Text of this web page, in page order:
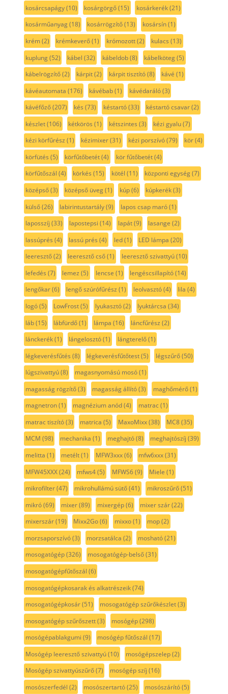
kosárcsapágy(10) kosárgörgő(15) kosárkerék(21)
kosárműanyag(18) kosárrögzítő(13) kosársín(1)
krém(2) krémkeverő(1) krómozott(2) kulacs (13)
kuplung(52) kábel (32) kábeldob(8) kábelköteg(5)
kábelrögzítő(2) kárpit(2) kárpit tisztító(8) kávé (1)
kávéautomata (176) kávébab(1) kávédaráló(3)
kávéfőző(207) kés (73) késtartó(33) késtartó csavar(2)
készlet(106) kétkörös (1) kétszintes (3) kézi gyalu(7)
kézi körfűrész (1) kézimixer(31) kézi porszívó(79) kör(4)
körfütés (5) körfűtőbetét(4) kör fűtőbetét(4)
körfűtőszál (4) körkés (15) kötél (11) központi egység(7)
középső(3) középső üveg(1) kúp(6) kúpkerék(3)
külső(26) labirintustartály(9) lapos csap maró(1)
laposszíj (33) lapostepsi (14) lapát(9) lasange (2)
lassúprés (4) lassú prés (4) led(1) LED lámpa (20)
leeresztő(2) leeresztő cső(1) leeresztő szivattyú(10)
lefedés (7) lemez (5) lencse (1) lengéscsillapító(14)
lengőkar(6) lengő szúrófűrész (1) leolvasztó(4) lila (4)
logó(5) LowFrost(5) lyukasztó(2) lyuktárcsa (34)
láb(15) lábfürdő(1) lámpa (16) láncfűrész (2)
lánckerék(1) lángelosztó(1) lángterelő(1)
légkeverésfűtés (8) légkeverésfűtőtest(5) légszűrő(50)
lúgszivattyú(8) magasnyomású mosó(1)
magasság rögzítő(3) magasság állító(3) maghőmérő(1)
magnetron(1) magnézium anód(4) matrac(1)
matrac tiszító(3) matrica (5) MaxoMixx(38) MC8(35)
MCM (98) mechanika (1) meghajtó(8) meghajtószíj (39)
melitta (1) metélt(1) MFW3xxx(6) mfw6xxx(31)
MFW45XXX(24) mfws4(5) MFWS6(9) Miele (1)
mikrofilter(47) mikrohullámú sütő(41) mikroszűrő(51)
mikró(69) mixer(89) mixergép(6) mixer szár(22)
mixerszár(19) Mixx2Go(6) mixxo(1) mop(2)
morzsaporszívó(3) morzsatálca (2) mosható(21)
mosogatógép(326) mosogatógép-belső(31)
mosogatógépfűtőszál (6)
mosogatógépkosarak és alkatrészeik(74)
mosogatógépkosár(51) mosogatógép szűrőkészlet(3)
mosogatógép szűrőszett(3) mosógép(298)
mosógépablakgumi (9) mosógép fűtőszál (17)
Mosógép leeresztő szivattyú(10) mosógépszelep(2)
Mosógép szivattyúszűrő(7) mosógép szíj (16)
mosószerfedél (2) mosószertartó(25) mosószárító(5)